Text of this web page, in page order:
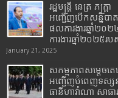
រដ្ឋមន្រ្តី​ នេត្រ​ ភក្ត្រា​
អញ្ជើញបើកសន្និប
ផលការងារឆ្នាំ២
ការងារឆ្នាំ២០២៥
January 21, 2025
សកម្មភាពសម្តេច
អញ្ជើញបំពេញទស្សនកិ
ធានីហាវ៉ាណា សាធ